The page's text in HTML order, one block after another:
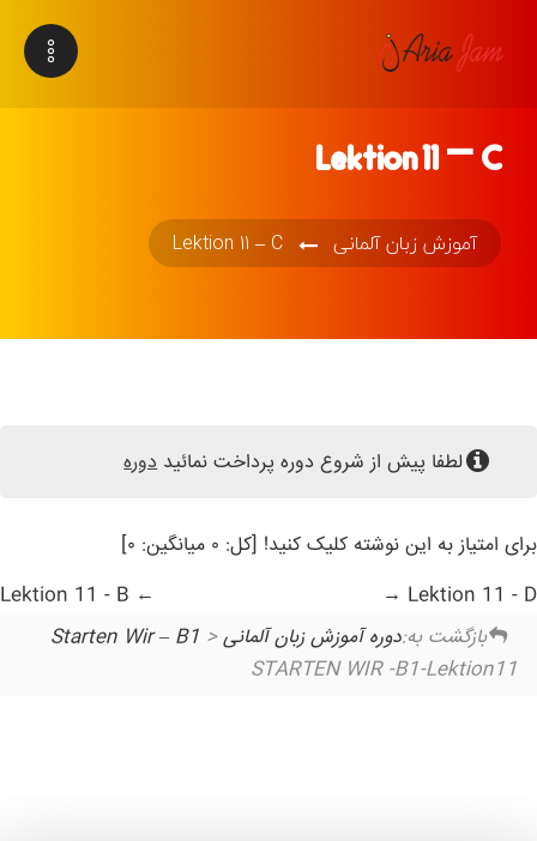
Lektion 11 – C
آموزش زبان آلمانی Lektion 11 – C
لطفا پیش از شروع دوره پرداخت نمائیددوره
برای امتیاز به این نوشته کلیک کنید! [کل: ۰ میانگین: ۰]
Lektion 11 - D
بازگشت به:دوره آموزش زبان آلمانی Starten Wir – B1>
STARTEN WIR -B1-Lektion11